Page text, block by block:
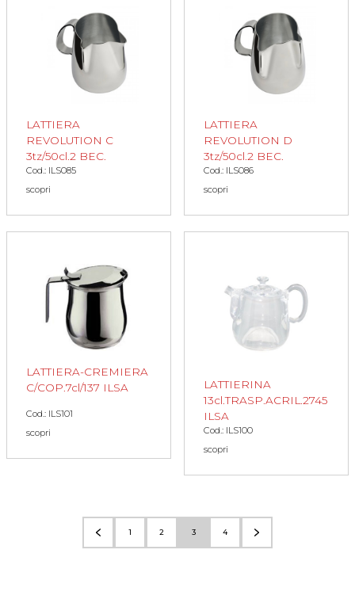
LATTIERA
REVOLUTION C
3tz/50cl.2 BEC.
Cod.: ILS085
scopri
LATTIERA
REVOLUTION D
3tz/50cl.2 BEC.
Cod.: ILS086
scopri
LATTIERA-CREMIERA
C/COP.7cl/137 ILSA
Cod.: ILS101
scopri
LATTIERINA
13cl.TRASP.ACRIL.2745
ILSA
Cod.: ILS100
scopri
1 2 3 4